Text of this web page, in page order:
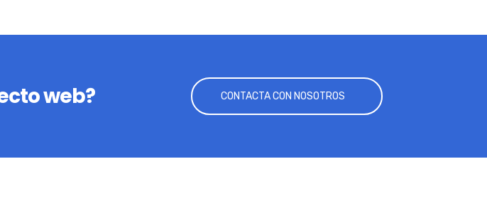
web? CONTACTA CON NOSOTROS